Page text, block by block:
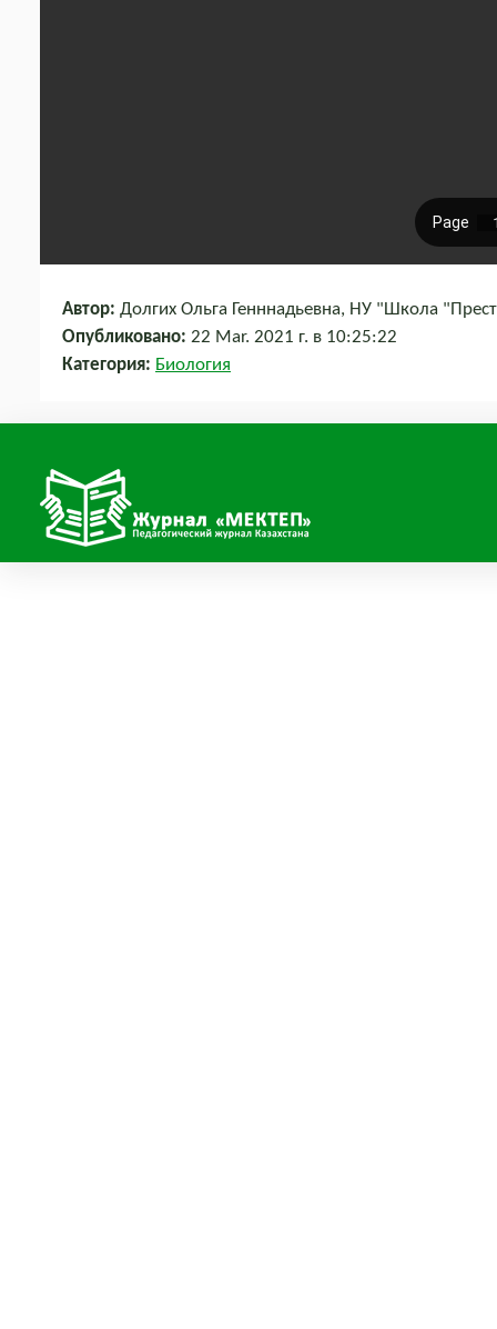
Автор: Долгих Ольга Генннадьевна, НУ "Школа
Опубликовано: 22 Mar. 2021 г. в 10:25:22
Категория: Биология